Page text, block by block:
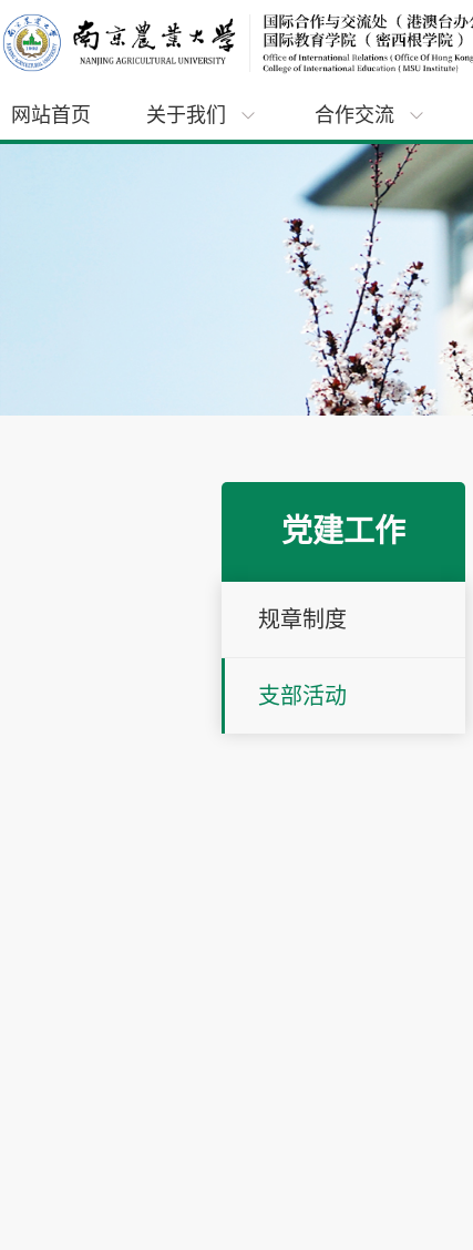
网站首页 关于我们 合作交流
党建工作
规章制度
支部活动